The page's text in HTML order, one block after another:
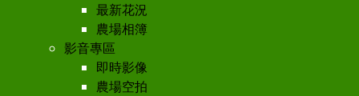
最新花況
農場相簿
影音專區
即時影像
農場空拍